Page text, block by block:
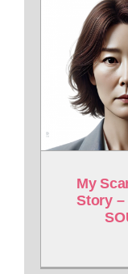
My
Story –